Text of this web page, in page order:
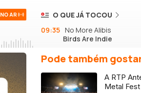
NO AR
O QUE JÁ TOCOU
09:35 No More Alibis
Birds Are Indie
Pode também
A RTP
Metal Fest